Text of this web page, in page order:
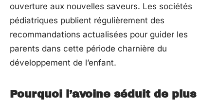
ouverture aux nouvelles saveurs. Les sociétés
pédiatriques publient régulièrement des
recommandations actualisées pour guider les
parents dans cette période charnière du
développement de l’enfant.
Pourquoi l’avoine séduit de plus